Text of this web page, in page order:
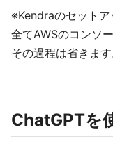
※Kendraのセット
全てAWSのコンソ
その過程は省きます
ChatGPTを